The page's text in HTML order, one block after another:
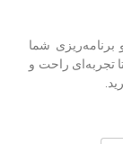
شما
تجربه‌ای راحت و